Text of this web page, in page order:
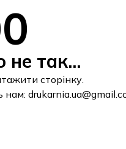
так...
сторінку.
нам: